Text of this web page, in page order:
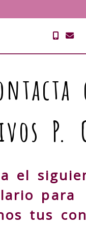
P.
el
para
tus